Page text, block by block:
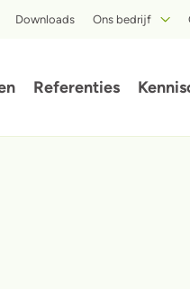
Downloads Ons bedrijf
Referenties